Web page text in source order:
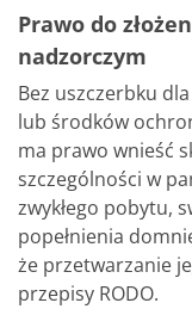
Prawo do
nadzorczym
Bez uszczerbku
lub środków
ma prawo wnieść
szczególności w
zwykłego pobytu,
popełnienia
że przetwarzanie
przepisy RODO.